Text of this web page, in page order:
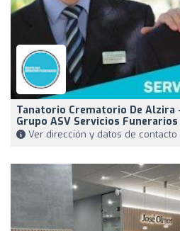
Tanatorio Crematorio De Alzira
Grupo ASV Servicios Funerarios
Ver dirección y datos de contacto